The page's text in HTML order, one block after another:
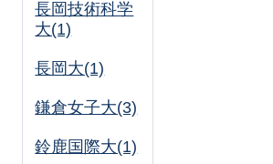
長岡技術科学
大(1)
長岡大(1)
鎌倉女子大(3)
鈴鹿国際大(1)